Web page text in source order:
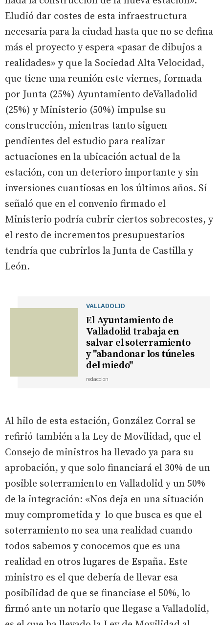
Eludió dar costes de esta infraestructura
necesaria para la ciudad hasta que no se defina
más el proyecto y espera «pasar de dibujos a
realidades» y que la Sociedad Alta Velocidad,
que tiene una reunión este viernes, formada
por Junta (25%) Ayuntamiento deValladolid
(25%) y Ministerio (50%) impulse su
construcción, mientras tanto siguen
pendientes del estudio para realizar
actuaciones en la ubicación actual de la
estación, con un deterioro importante y sin
inversiones cuantiosas en los últimos años. Sí
señaló que en el convenio firmado el
Ministerio podría cubrir ciertos sobrecostes, y
el resto de incrementos presupuestarios
tendría que cubrirlos la Junta de Castilla y
León.
VALLADOLID
El Ayuntamiento de
Valladolid trabaja en
salvar el soterramiento
y "abandonar los túneles
del miedo"
redaccion
Al hilo de esta estación, González Corral se
refirió también a la Ley de Movilidad, que el
Consejo de ministros ha llevado ya para su
aprobación, y que solo financiará el 30% de un
posible soterramiento en Valladolid y un 50%
de la integración: «Nos deja en una situación
muy comprometida y lo que busca es que el
soterramiento no sea una realidad cuando
todos sabemos y conocemos que es una
realidad en otros lugares de España. Este
ministro es el que debería de llevar esa
posibilidad de que se financiase el 50%, lo
firmó ante un notario que llegase a Valladolid,